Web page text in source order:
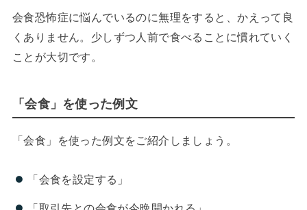
会食恐怖症に悩んでいるのに無理をすると、かえって良
くありません。少しずつ人前で食べることに慣れていく
ことが大切です。
「会食」を使った例文
「会食」を使った例文をご紹介しましょう。
「会食を設定する」